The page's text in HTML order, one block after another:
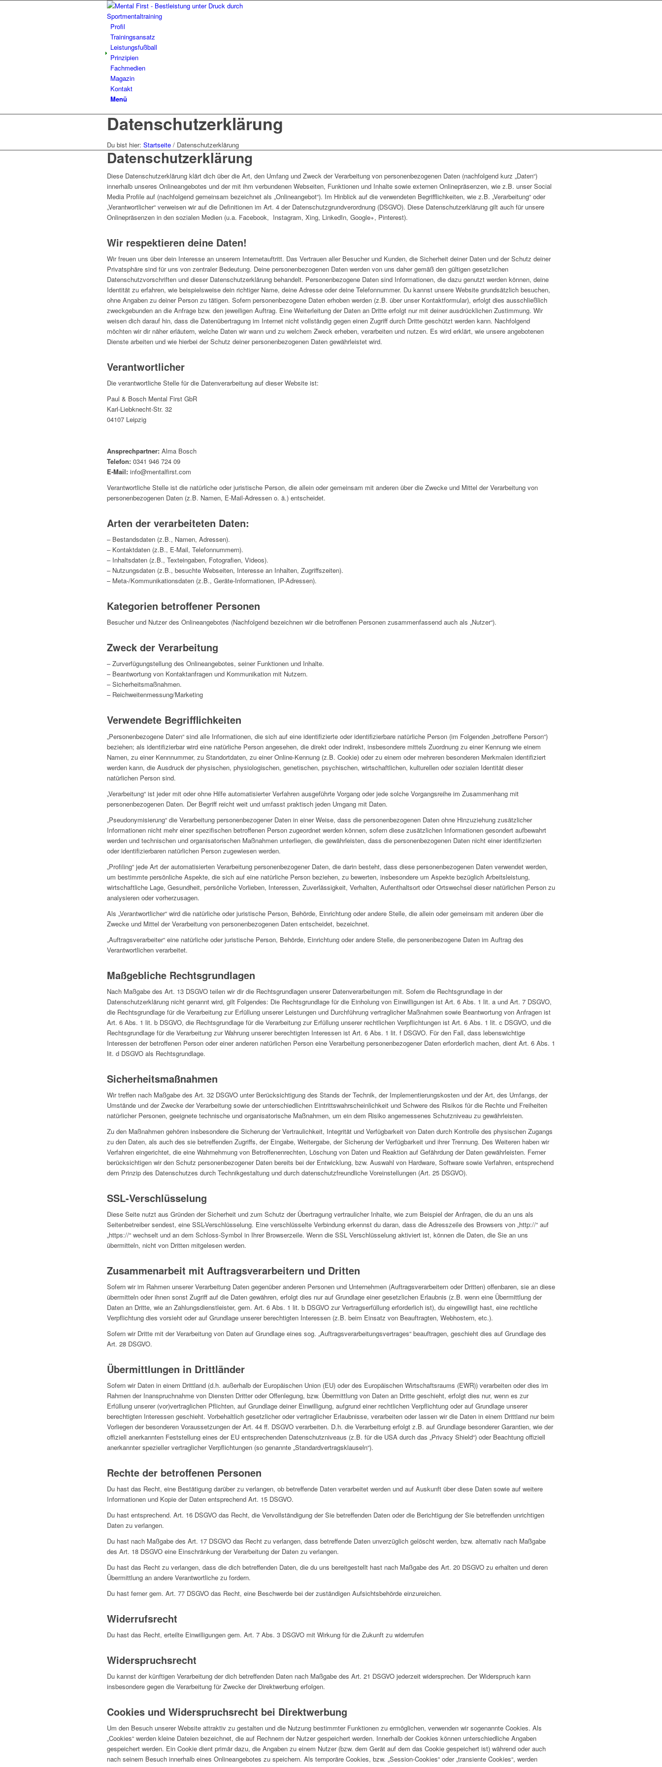
Profil
Trainingsansatz
Leistungsfußball
Prinzipien
Fachmedien
Magazin
Kontakt
Menü
Datenschutzerklärung
Du bist hier: Startseite / Datenschutzerklärung
Datenschutzerklärung
Diese Datenschutzerklärung klärt dich über die Art, den Umfang und Zweck der Verarbeitung von personenbezogenen Daten (nachfolgend kurz „Daten“)
innerhalb unseres Onlineangebotes und der mit ihm verbundenen Webseiten, Funktionen und Inhalte sowie externen Onlinepräsenzen, wie z.B. unser Social
Media Profile auf (nachfolgend gemeinsam bezeichnet als „Onlineangebot“). Im Hinblick auf die verwendeten Begrifflichkeiten, wie z.B. „Verarbeitung“ oder
„Verantwortlicher“ verweisen wir auf die Definitionen im Art. 4 der Datenschutzgrundverordnung (DSGVO). Diese Datenschutzerklärung gilt auch für unsere
Onlinepräsenzen in den sozialen Medien (u.a. Facebook, Instagram, Xing, LinkedIn, Google+, Pinterest).
Wir respektieren deine Daten!
Wir freuen uns über dein Interesse an unserem Internetauftritt. Das Vertrauen aller Besucher und Kunden, die Sicherheit deiner Daten und der Schutz deiner
Privatsphäre sind für uns von zentraler Bedeutung. Deine personenbezogenen Daten werden von uns daher gemäß den gültigen gesetzlichen
Datenschutzvorschriften und dieser Datenschutzerklärung behandelt. Personenbezogene Daten sind Informationen, die dazu genutzt werden können, deine
Identität zu erfahren, wie beispielsweise dein richtiger Name, deine Adresse oder deine Telefonnummer. Du kannst unsere Website grundsätzlich besuchen,
ohne Angaben zu deiner Person zu tätigen. Sofern personenbezogene Daten erhoben werden (z.B. über unser Kontaktformular), erfolgt dies ausschließlich
zweckgebunden an die Anfrage bzw. den jeweiligen Auftrag. Eine Weiterleitung der Daten an Dritte erfolgt nur mit deiner ausdrücklichen Zustimmung. Wir
weisen dich darauf hin, dass die Datenübertragung im Internet nicht vollständig gegen einen Zugriff durch Dritte geschützt werden kann. Nachfolgend
möchten wir dir näher erläutern, welche Daten wir wann und zu welchem Zweck erheben, verarbeiten und nutzen. Es wird erklärt, wie unsere angebotenen
Dienste arbeiten und wie hierbei der Schutz deiner personenbezogenen Daten gewährleistet wird.
Verantwortlicher
Die verantwortliche Stelle für die Datenverarbeitung auf dieser Website ist:
Paul & Bosch Mental First GbR
Karl-Liebknecht-Str. 32
04107 Leipzig
Ansprechpartner: Alma Bosch
Telefon: 0341 946 724 09
E-Mail: info@mentalfirst.com
Verantwortliche Stelle ist die natürliche oder juristische Person, die allein oder gemeinsam mit anderen über die Zwecke und Mittel der Verarbeitung von
personenbezogenen Daten (z.B. Namen, E-Mail-Adressen o. ä.) entscheidet.
Arten der verarbeiteten Daten:
– Bestandsdaten (z.B., Namen, Adressen).
– Kontaktdaten (z.B., E-Mail, Telefonnummern).
– Inhaltsdaten (z.B., Texteingaben, Fotografien, Videos).
– Nutzungsdaten (z.B., besuchte Webseiten, Interesse an Inhalten, Zugriffszeiten).
– Meta-/Kommunikationsdaten (z.B., Geräte-Informationen, IP-Adressen).
Kategorien betroffener Personen
Besucher und Nutzer des Onlineangebotes (Nachfolgend bezeichnen wir die betroffenen Personen zusammenfassend auch als „Nutzer“).
Zweck der Verarbeitung
– Zurverfügungstellung des Onlineangebotes, seiner Funktionen und Inhalte.
– Beantwortung von Kontaktanfragen und Kommunikation mit Nutzern.
– Sicherheitsmaßnahmen.
– Reichweitenmessung/Marketing
Verwendete Begrifflichkeiten
„Personenbezogene Daten“ sind alle Informationen, die sich auf eine identifizierte oder identifizierbare natürliche Person (im Folgenden „betroffene Person“)
beziehen; als identifizierbar wird eine natürliche Person angesehen, die direkt oder indirekt, insbesondere mittels Zuordnung zu einer Kennung wie einem
Namen, zu einer Kennnummer, zu Standortdaten, zu einer Online-Kennung (z.B. Cookie) oder zu einem oder mehreren besonderen Merkmalen identifiziert
werden kann, die Ausdruck der physischen, physiologischen, genetischen, psychischen, wirtschaftlichen, kulturellen oder sozialen Identität dieser
natürlichen Person sind.
„Verarbeitung“ ist jeder mit oder ohne Hilfe automatisierter Verfahren ausgeführte Vorgang oder jede solche Vorgangsreihe im Zusammenhang mit
personenbezogenen Daten. Der Begriff reicht weit und umfasst praktisch jeden Umgang mit Daten.
„Pseudonymisierung“ die Verarbeitung personenbezogener Daten in einer Weise, dass die personenbezogenen Daten ohne Hinzuziehung zusätzlicher
Informationen nicht mehr einer spezifischen betroffenen Person zugeordnet werden können, sofern diese zusätzlichen Informationen gesondert aufbewahrt
werden und technischen und organisatorischen Maßnahmen unterliegen, die gewährleisten, dass die personenbezogenen Daten nicht einer identifizierten
oder identifizierbaren natürlichen Person zugewiesen werden.
„Profiling“ jede Art der automatisierten Verarbeitung personenbezogener Daten, die darin besteht, dass diese personenbezogenen Daten verwendet werden,
um bestimmte persönliche Aspekte, die sich auf eine natürliche Person beziehen, zu bewerten, insbesondere um Aspekte bezüglich Arbeitsleistung,
wirtschaftliche Lage, Gesundheit, persönliche Vorlieben, Interessen, Zuverlässigkeit, Verhalten, Aufenthaltsort oder Ortswechsel dieser natürlichen Person zu
analysieren oder vorherzusagen.
Als „Verantwortlicher“ wird die natürliche oder juristische Person, Behörde, Einrichtung oder andere Stelle, die allein oder gemeinsam mit anderen über die
Zwecke und Mittel der Verarbeitung von personenbezogenen Daten entscheidet, bezeichnet.
„Auftragsverarbeiter“ eine natürliche oder juristische Person, Behörde, Einrichtung oder andere Stelle, die personenbezogene Daten im Auftrag des
Verantwortlichen verarbeitet.
Maßgebliche Rechtsgrundlagen
Nach Maßgabe des Art. 13 DSGVO teilen wir dir die Rechtsgrundlagen unserer Datenverarbeitungen mit. Sofern die Rechtsgrundlage in der
Datenschutzerklärung nicht genannt wird, gilt Folgendes: Die Rechtsgrundlage für die Einholung von Einwilligungen ist Art. 6 Abs. 1 lit. a und Art. 7 DSGVO,
die Rechtsgrundlage für die Verarbeitung zur Erfüllung unserer Leistungen und Durchführung vertraglicher Maßnahmen sowie Beantwortung von Anfragen ist
Art. 6 Abs. 1 lit. b DSGVO, die Rechtsgrundlage für die Verarbeitung zur Erfüllung unserer rechtlichen Verpflichtungen ist Art. 6 Abs. 1 lit. c DSGVO, und die
Rechtsgrundlage für die Verarbeitung zur Wahrung unserer berechtigten Interessen ist Art. 6 Abs. 1 lit. f DSGVO. Für den Fall, dass lebenswichtige
Interessen der betroffenen Person oder einer anderen natürlichen Person eine Verarbeitung personenbezogener Daten erforderlich machen, dient Art. 6 Abs. 1
lit. d DSGVO als Rechtsgrundlage.
Sicherheitsmaßnahmen
Wir treffen nach Maßgabe des Art. 32 DSGVO unter Berücksichtigung des Stands der Technik, der Implementierungskosten und der Art, des Umfangs, der
Umstände und der Zwecke der Verarbeitung sowie der unterschiedlichen Eintrittswahrscheinlichkeit und Schwere des Risikos für die Rechte und Freiheiten
natürlicher Personen, geeignete technische und organisatorische Maßnahmen, um ein dem Risiko angemessenes Schutzniveau zu gewährleisten.
Zu den Maßnahmen gehören insbesondere die Sicherung der Vertraulichkeit, Integrität und Verfügbarkeit von Daten durch Kontrolle des physischen Zugangs
zu den Daten, als auch des sie betreffenden Zugriffs, der Eingabe, Weitergabe, der Sicherung der Verfügbarkeit und ihrer Trennung. Des Weiteren haben wir
Verfahren eingerichtet, die eine Wahrnehmung von Betroffenenrechten, Löschung von Daten und Reaktion auf Gefährdung der Daten gewährleisten. Ferner
berücksichtigen wir den Schutz personenbezogener Daten bereits bei der Entwicklung, bzw. Auswahl von Hardware, Software sowie Verfahren, entsprechend
dem Prinzip des Datenschutzes durch Technikgestaltung und durch datenschutzfreundliche Voreinstellungen (Art. 25 DSGVO).
SSL-Verschlüsselung
Diese Seite nutzt aus Gründen der Sicherheit und zum Schutz der Übertragung vertraulicher Inhalte, wie zum Beispiel der Anfragen, die du an uns als
Seitenbetreiber sendest, eine SSL-Verschlüsselung. Eine verschlüsselte Verbindung erkennst du daran, dass die Adresszeile des Browsers von „http://“ auf
„https://“ wechselt und an dem Schloss-Symbol in Ihrer Browserzeile. Wenn die SSL Verschlüsselung aktiviert ist, können die Daten, die Sie an uns
übermitteln, nicht von Dritten mitgelesen werden.
Zusammenarbeit mit Auftragsverarbeitern und Dritten
Sofern wir im Rahmen unserer Verarbeitung Daten gegenüber anderen Personen und Unternehmen (Auftragsverarbeitern oder Dritten) offenbaren, sie an diese
übermitteln oder ihnen sonst Zugriff auf die Daten gewähren, erfolgt dies nur auf Grundlage einer gesetzlichen Erlaubnis (z.B. wenn eine Übermittlung der
Daten an Dritte, wie an Zahlungsdienstleister, gem. Art. 6 Abs. 1 lit. b DSGVO zur Vertragserfüllung erforderlich ist), du eingewilligt hast, eine rechtliche
Verpflichtung dies vorsieht oder auf Grundlage unserer berechtigten Interessen (z.B. beim Einsatz von Beauftragten, Webhostern, etc.).
Sofern wir Dritte mit der Verarbeitung von Daten auf Grundlage eines sog. „Auftragsverarbeitungsvertrages“ beauftragen, geschieht dies auf Grundlage des
Art. 28 DSGVO.
Übermittlungen in Drittländer
Sofern wir Daten in einem Drittland (d.h. außerhalb der Europäischen Union (EU) oder des Europäischen Wirtschaftsraums (EWR)) verarbeiten oder dies im
Rahmen der Inanspruchnahme von Diensten Dritter oder Offenlegung, bzw. Übermittlung von Daten an Dritte geschieht, erfolgt dies nur, wenn es zur
Erfüllung unserer (vor)vertraglichen Pflichten, auf Grundlage deiner Einwilligung, aufgrund einer rechtlichen Verpflichtung oder auf Grundlage unserer
berechtigten Interessen geschieht. Vorbehaltlich gesetzlicher oder vertraglicher Erlaubnisse, verarbeiten oder lassen wir die Daten in einem Drittland nur beim
Vorliegen der besonderen Voraussetzungen der Art. 44 ff. DSGVO verarbeiten. D.h. die Verarbeitung erfolgt z.B. auf Grundlage besonderer Garantien, wie der
offiziell anerkannten Feststellung eines der EU entsprechenden Datenschutzniveaus (z.B. für die USA durch das „Privacy Shield“) oder Beachtung offiziell
anerkannter spezieller vertraglicher Verpflichtungen (so genannte „Standardvertragsklauseln“).
Rechte der betroffenen Personen
Du hast das Recht, eine Bestätigung darüber zu verlangen, ob betreffende Daten verarbeitet werden und auf Auskunft über diese Daten sowie auf weitere
Informationen und Kopie der Daten entsprechend Art. 15 DSGVO.
Du hast entsprechend. Art. 16 DSGVO das Recht, die Vervollständigung der Sie betreffenden Daten oder die Berichtigung der Sie betreffenden unrichtigen
Daten zu verlangen.
Du hast nach Maßgabe des Art. 17 DSGVO das Recht zu verlangen, dass betreffende Daten unverzüglich gelöscht werden, bzw. alternativ nach Maßgabe
des Art. 18 DSGVO eine Einschränkung der Verarbeitung der Daten zu verlangen.
Du hast das Recht zu verlangen, dass die dich betreffenden Daten, die du uns bereitgestellt hast nach Maßgabe des Art. 20 DSGVO zu erhalten und deren
Übermittlung an andere Verantwortliche zu fordern.
Du hast ferner gem. Art. 77 DSGVO das Recht, eine Beschwerde bei der zuständigen Aufsichtsbehörde einzureichen.
Widerrufsrecht
Du hast das Recht, erteilte Einwilligungen gem. Art. 7 Abs. 3 DSGVO mit Wirkung für die Zukunft zu widerrufen
Widerspruchsrecht
Du kannst der künftigen Verarbeitung der dich betreffenden Daten nach Maßgabe des Art. 21 DSGVO jederzeit widersprechen. Der Widerspruch kann
insbesondere gegen die Verarbeitung für Zwecke der Direktwerbung erfolgen.
Cookies und Widerspruchsrecht bei Direktwerbung
Um den Besuch unserer Website attraktiv zu gestalten und die Nutzung bestimmter Funktionen zu ermöglichen, verwenden wir sogenannte Cookies. Als
„Cookies“ werden kleine Dateien bezeichnet, die auf Rechnern der Nutzer gespeichert werden. Innerhalb der Cookies können unterschiedliche Angaben
gespeichert werden. Ein Cookie dient primär dazu, die Angaben zu einem Nutzer (bzw. dem Gerät auf dem das Cookie gespeichert ist) während oder auch
nach seinem Besuch innerhalb eines Onlineangebotes zu speichern. Als temporäre Cookies, bzw. „Session-Cookies“ oder „transiente Cookies“, werden